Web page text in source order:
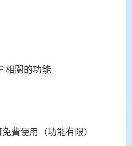
相關的功能
費使用（功能有限）